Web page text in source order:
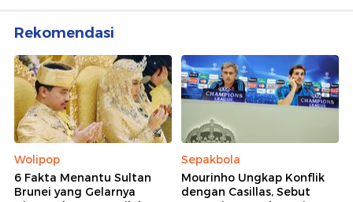
Rekomendasi
Wolipop
6 Fakta Menantu Sultan
Brunei yang Gelarnya
Sepakbola
Mourinho Ungkap Konflik
dengan Casillas, Sebut